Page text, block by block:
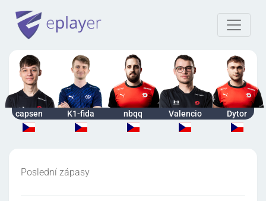
capsen K1-fida nbqq Valencio Dytor
Poslední zápasy